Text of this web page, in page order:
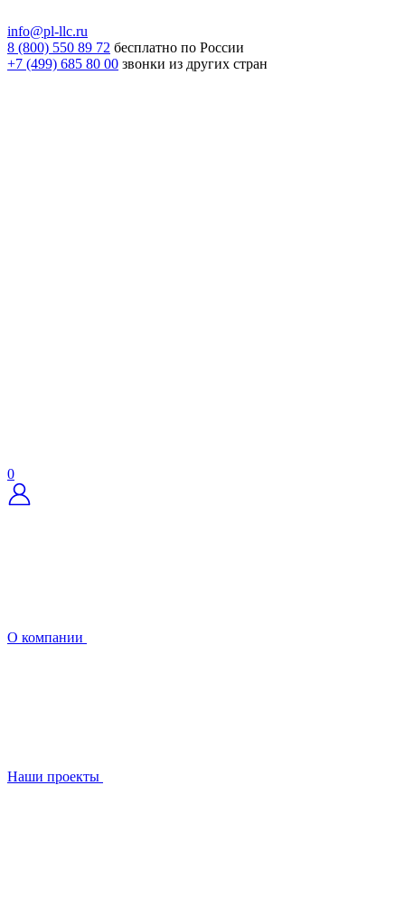
info@pl-llc.ru
8 (800) 550 89 72 бесплатно по России
+7 (499) 685 80 00 звонки из других стран
0
О компании
Наши проекты